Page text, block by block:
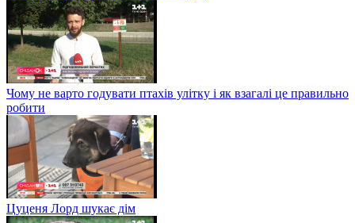
Чому не варто годувати птахів улітку і як взагалі це правильно
робити
Цуценя Лорд шукає дім